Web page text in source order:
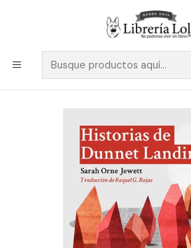
Despacho a todo Chile
Historias De Dunnet Landing -